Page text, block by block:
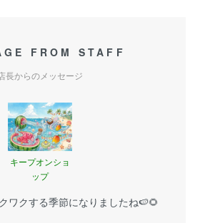
FROM STAFF
長からのメッセージ
キープオンショ
ップ
ワクする季節になりましたね🍉🌻